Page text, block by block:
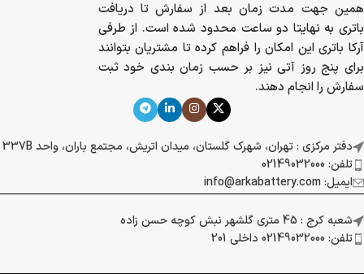
همین جهت مدت زمان بعد از سفارش تا دریافت
باتری به نهایتا دو ساعت محدود شده است. از طرفی
آرکا باتری این امکان را فراهم کرده تا مشتریان بتوانند
برای پنج روز آتی نیز بر حسب زمان بندی خود ثبت
سفارش را انجام دهند.
دفتر مرکزی : تهران، شهرک گلستان، میدان اتریش، مجتمع باران، واحد 337B
تلفن: 02149032000
ایمیل: info@arkabattery.com
شعبه کرج : 45 متری گلشهر نبش کوچه حسن زاده
تلفن: 02149032000 داخلی 201